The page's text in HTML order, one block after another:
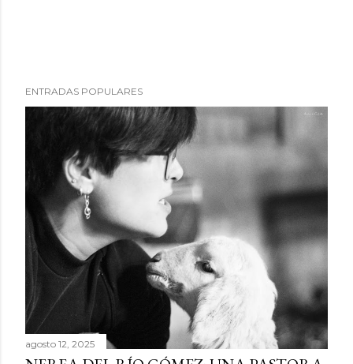
ENTRADAS POPULARES
agosto 12, 2025